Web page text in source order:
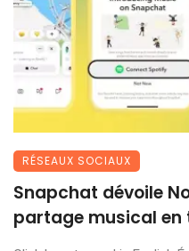
RÉSEAUX SOCIAUX
Snapchat dévoile
partage musical en